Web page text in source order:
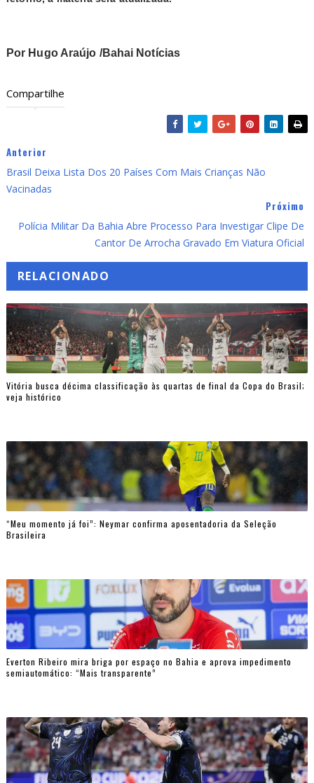
Por Hugo Araújo /Bahai Notícias
Compartilhe
Anterior
Brasil Deixa Lista Dos 20 Países Com Mais Crianças Não
Vacinadas
Próximo
Polícia Militar Da Bahia Abre Processo Para Investigar Clipe De
Cantor De Arrocha Gravado Em Viatura Oficial
RELACIONADO
Vitória busca décima classificação às quartas de final da Copa do Brasil;
veja histórico
“Meu momento já foi”: Neymar confirma aposentadoria da Seleção
Brasileira
Everton Ribeiro mira briga por espaço no Bahia e aprova impedimento
semiautomático: “Mais transparente”